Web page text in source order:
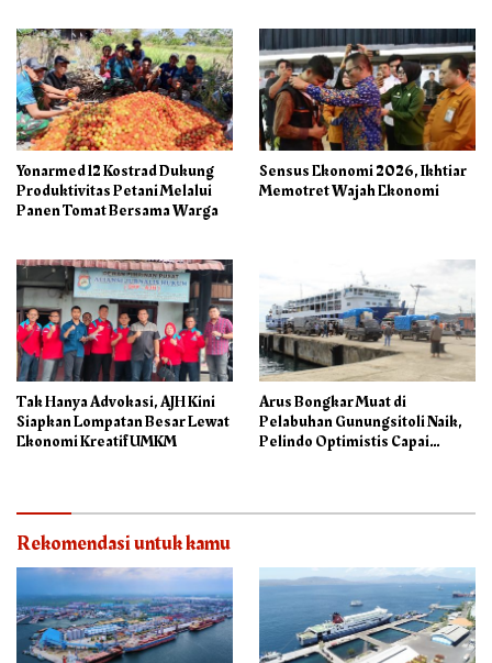
Yonarmed 12 Kostrad Dukung
Produktivitas Petani Melalui
Panen Tomat Bersama Warga
Sensus Ekonomi 2026, Ikhtiar
Memotret Wajah Ekonomi
Tak Hanya Advokasi, AJH Kini
Siapkan Lompatan Besar Lewat
Ekonomi Kreatif UMKM
Arus Bongkar Muat di
Pelabuhan Gunungsitoli Naik,
Pelindo Optimistis Capai
Rekomendasi untuk kamu